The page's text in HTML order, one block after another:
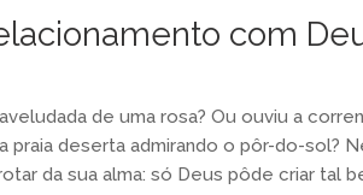
com
de uma rosa? Ou ouviu a
praia deserta admirando o pôr-do-sol?
da sua alma: só Deus pôde criar tal